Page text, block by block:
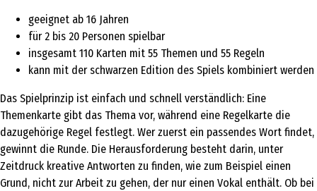
geeignet ab 16 Jahren
für 2 bis 20 Personen spielbar
insgesamt 110 Karten mit 55 Themen und 55 Regeln
kann mit der schwarzen Edition des Spiels kombiniert werden
Das Spielprinzip ist einfach und schnell verständlich: Eine
Themenkarte gibt das Thema vor, während eine Regelkarte die
dazugehörige Regel festlegt. Wer zuerst ein passendes Wort findet,
gewinnt die Runde. Die Herausforderung besteht darin, unter
Zeitdruck kreative Antworten zu finden, wie zum Beispiel einen
Grund, nicht zur Arbeit zu gehen, der nur einen Vokal enthält. Ob bei